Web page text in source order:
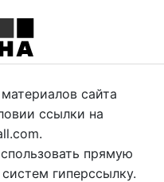
сайта
ссылки на
прямую
гиперссылку.